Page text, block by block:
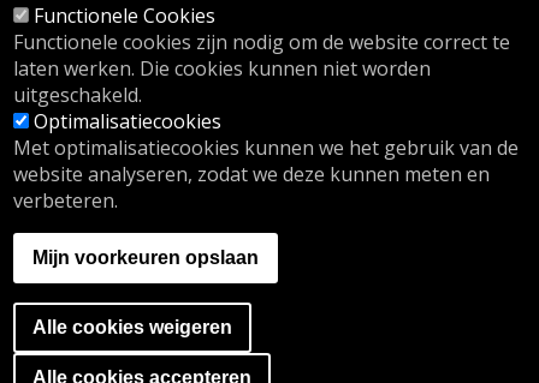
Contact
© 2026 Gemeente Oudergem
Emile Idiersstraat 12 - 1160 Oudergem
Tel. :02/676.48.11.
Inschrijving kinderdagverblijf
wij.oudergem.be
Naschoolse activiteiten
Sport in Oudergem
A website by
Functionele Cookies
Functionele cookies zijn nodig om de website correct te
laten werken. Die cookies kunnen niet worden
uitgeschakeld.
Optimalisatiecookies
Met optimalisatiecookies kunnen we het gebruik van de
website analyseren, zodat we deze kunnen meten en
verbeteren.
Mijn voorkeuren opslaan
Alle cookies weigeren
Alle cookies accepteren